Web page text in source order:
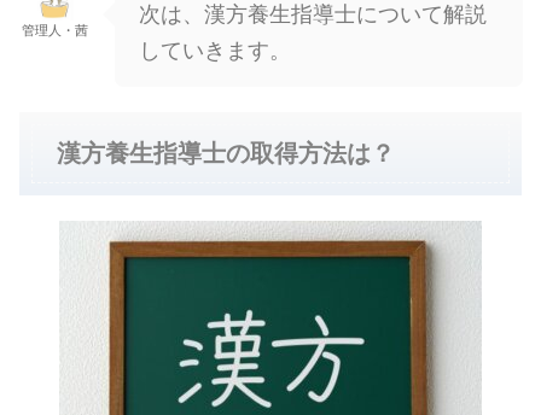
管理人・茜
次は、漢方養生指導士について解説
していきます。
漢方養生指導士の取得方法は？